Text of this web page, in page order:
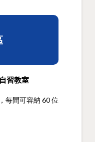
習教室
每間可容納 60 位